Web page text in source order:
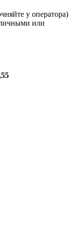
у оператора)
или